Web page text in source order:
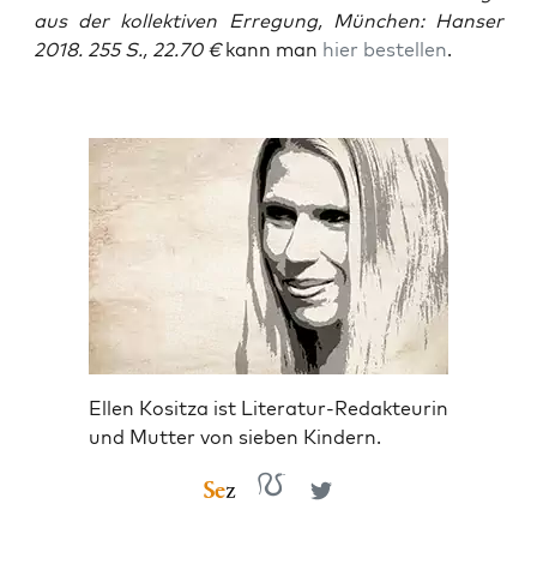
aus der kol­lek­ti­ven Erre­gung, Mün­chen: Han­ser
2018. 255 S., 22.70 €kann man hier bestel­len.
Ellen Kositza ist Literatur-Redakteurin
und Mutter von sieben Kindern.